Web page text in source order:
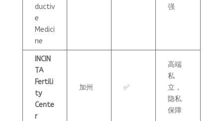
ductiv
e
Medici
ne
强
INCIN
TA
Fertili
ty
Cente
r
加州 ✅
高端
私
立，
隐私
保障